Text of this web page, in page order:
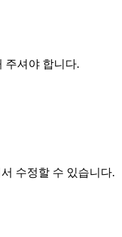
주셔야 합니다.
수정할 수 있습니다.